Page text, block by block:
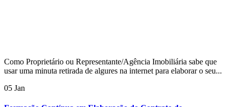
Como Proprietário ou Representante/Agência Imobiliária sabe que
usar uma minuta retirada de algures na internet para elaborar o seu...
05 Jan